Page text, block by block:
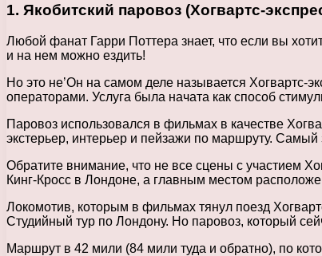
1. Якобитский паровоз (Хогвартс-
Любой фанат Гарри Поттера знает, что если вы
и на нем можно ездить!
Но это не’Он на самом деле называется
операторами. Услуга была начата как способ
Паровоз использовался в фильмах в качестве
экстерьер, интерьер и пейзажи по маршруту.
Обратите внимание, что не все сцены с участием
Кинг-Кросс в Лондоне, а главным местом
Локомотив, которым в фильмах тянул поезд
Студийный тур по Лондону. Но паровоз, который
Маршрут в 42 мили (84 мили туда и обратно), по